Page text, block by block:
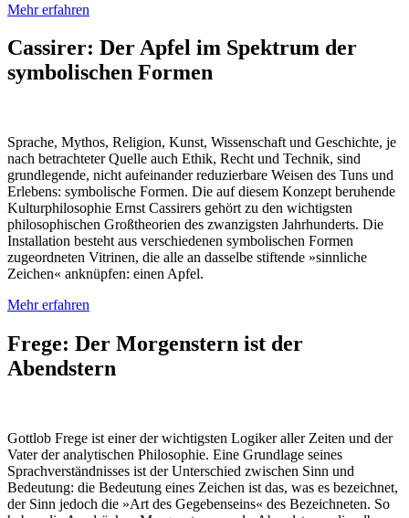
Mehr erfahren
Cassirer: Der Apfel im Spektrum der
symbolischen Formen
Sprache, Mythos, Religion, Kunst, Wis­sen­schaft und Geschichte, je
nach betrachteter Quelle auch Ethik, Recht und Technik, sind
grundlegende, nicht aufeinander reduzierbare Weisen des Tuns und
Erlebens: symbolische Formen. Die auf diesem Konzept beruhende
Kulturphilosophie Ernst Cassirers gehört zu den wichtigsten
philosophischen Großtheorien des zwanzigsten Jahrhunderts. Die
Installation besteht aus verschiedenen symbolischen Formen
zugeordneten Vitrinen, die alle an dasselbe stiftende »sinnliche
Zeichen« anknüpfen: einen Apfel.
Mehr erfahren
Frege: Der Morgenstern ist der
Abendstern
Gottlob Frege ist einer der wichtigsten Logiker aller Zeiten und der
Vater der analytischen Philosophie. Eine Grundlage seines
Sprachverständnisses ist der Unterschied zwischen Sinn und
Bedeutung: die Bedeutung eines Zeichen ist das, was es bezeichnet,
der Sinn jedoch die »Art des Gegebenseins« des Bezeichneten. So